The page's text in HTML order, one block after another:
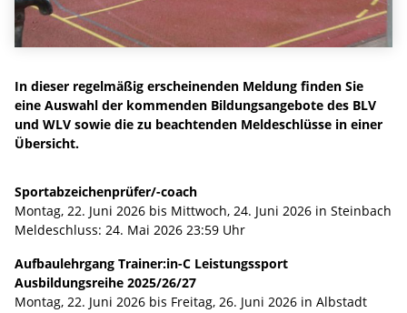
In dieser regelmäßig erscheinenden Meldung finden Sie
eine Auswahl der kommenden Bildungsangebote des BLV
und WLV sowie die zu beachtenden Meldeschlüsse in einer
Übersicht.
Sportabzeichenprüfer/-coach
Montag, 22. Juni 2026 bis Mittwoch, 24. Juni 2026 in Steinbach
Meldeschluss: 24. Mai 2026 23:59 Uhr
Aufbaulehrgang Trainer:in-C Leistungssport
Ausbildungsreihe 2025/26/27
Montag, 22. Juni 2026 bis Freitag, 26. Juni 2026 in Albstadt